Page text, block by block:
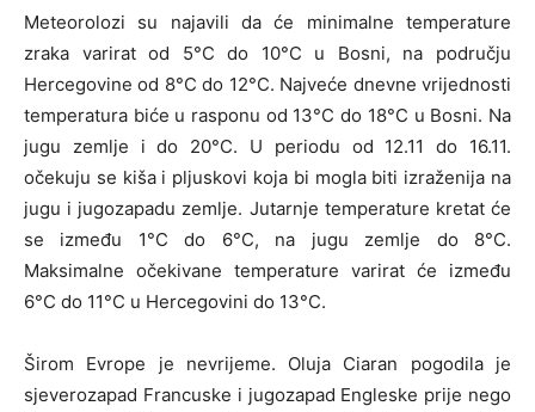
Meteorolozi su najavili da će minimalne temperature
zraka varirat od 5°C do 10°C u Bosni, na području
Hercegovine od 8°C do 12°C. Najveće dnevne vrijednosti
temperatura biće u rasponu od 13°C do 18°C u Bosni. Na
jugu zemlje i do 20°C. U periodu od 12.11 do 16.11.
očekuju se kiša i pljuskovi koja bi mogla biti izraženija na
jugu i jugozapadu zemlje. Jutarnje temperature kretat će
se između 1°C do 6°C, na jugu zemlje do 8°C.
Maksimalne očekivane temperature varirat će između
6°C do 11°C u Hercegovini do 13°C.
Širom Evrope je nevrijeme. Oluja Ciaran pogodila je
sjeverozapad Francuske i jugozapad Engleske prije nego